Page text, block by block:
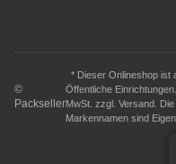
©
Packseller
* Dieser Onlineshop ist
Öffentliche
MwSt. zzgl. Versand .
Markennamen sind